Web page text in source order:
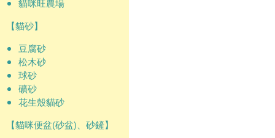
貓咪旺農場
【貓砂】
豆腐砂
松木砂
球砂
礦砂
花生殼貓砂
【貓咪便盆(砂盆)、砂鏟】